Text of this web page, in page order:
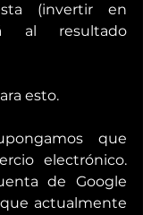
(invertir en
al resultado
esto.
que
electrónico.
de Google
actualmente